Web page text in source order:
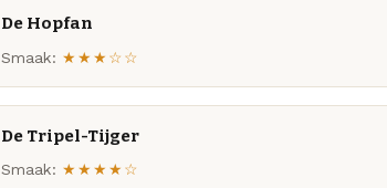
De Hopfan
Smaak: ★★★☆☆
De Tripel-Tijger
Smaak: ★★★★☆